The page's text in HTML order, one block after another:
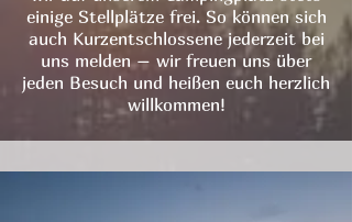
einige Stellplätze frei. So können sich
auch Kurzentschlossene jederzeit bei
uns melden – wir freuen uns über
jeden Besuch und heißen euch herzlich
willkommen!